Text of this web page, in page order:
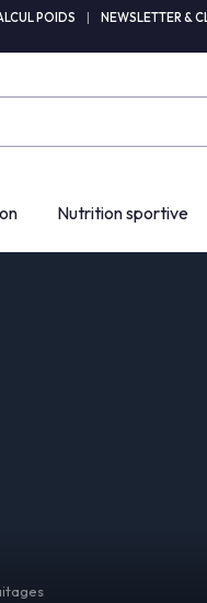
POIDS NEWSLETTER &
Nutrition sportive